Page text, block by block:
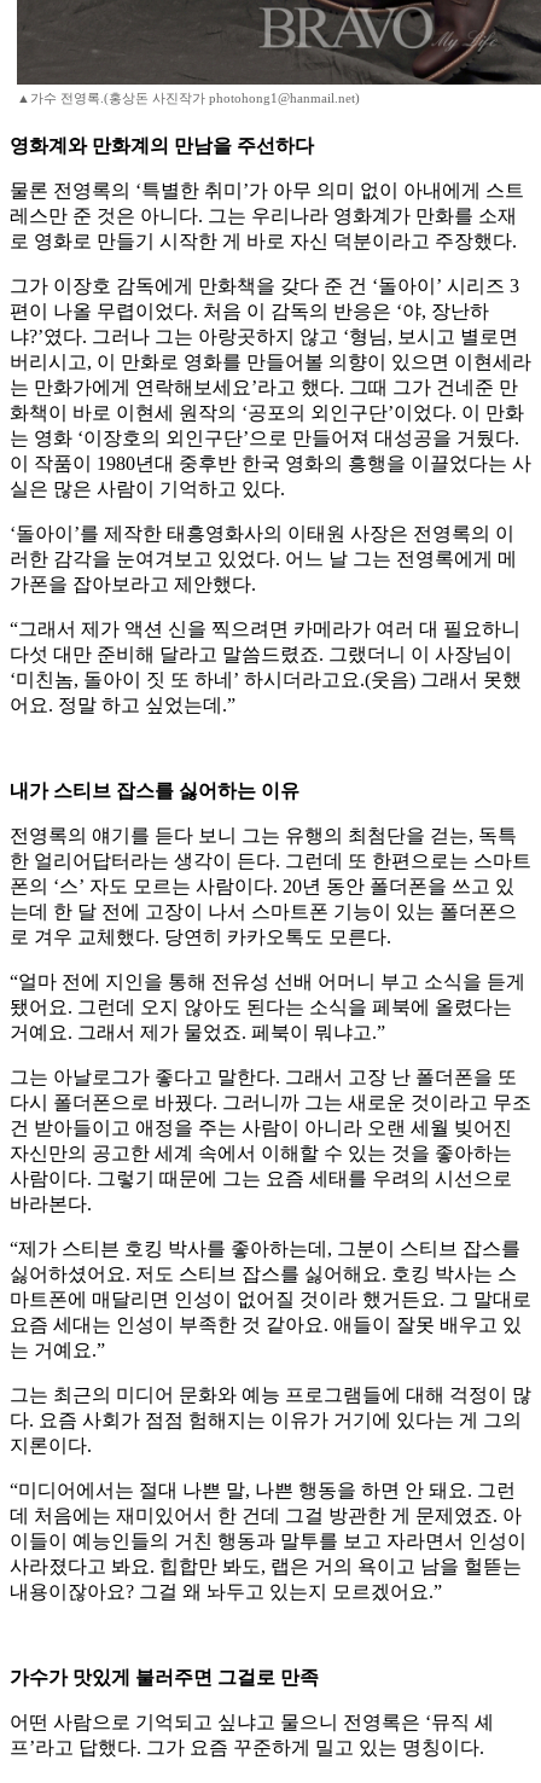
▲가수 전영록.(홍상돈 사진작가 photohong1@hanmail.net)
영화계와 만화계의 만남을 주선하다
물론 전영록의 ‘특별한 취미’가 아무 의미 없이 아내에게 스트
레스만 준 것은 아니다. 그는 우리나라 영화계가 만화를 소재
로 영화로 만들기 시작한 게 바로 자신 덕분이라고 주장했다.
그가 이장호 감독에게 만화책을 갖다 준 건 ‘돌아이’ 시리즈 3
편이 나올 무렵이었다. 처음 이 감독의 반응은 ‘야, 장난하
냐?’였다. 그러나 그는 아랑곳하지 않고 ‘형님, 보시고 별로면
버리시고, 이 만화로 영화를 만들어볼 의향이 있으면 이현세라
는 만화가에게 연락해보세요’라고 했다. 그때 그가 건네준 만
화책이 바로 이현세 원작의 ‘공포의 외인구단’이었다. 이 만화
는 영화 ‘이장호의 외인구단’으로 만들어져 대성공을 거뒀다.
이 작품이 1980년대 중후반 한국 영화의 흥행을 이끌었다는 사
실은 많은 사람이 기억하고 있다.
‘돌아이’를 제작한 태흥영화사의 이태원 사장은 전영록의 이
러한 감각을 눈여겨보고 있었다. 어느 날 그는 전영록에게 메
가폰을 잡아보라고 제안했다.
“그래서 제가 액션 신을 찍으려면 카메라가 여러 대 필요하니
다섯 대만 준비해 달라고 말씀드렸죠. 그랬더니 이 사장님이
‘미친놈, 돌아이 짓 또 하네’ 하시더라고요.(웃음) 그래서 못했
어요. 정말 하고 싶었는데.”
내가 스티브 잡스를 싫어하는 이유
전영록의 얘기를 듣다 보니 그는 유행의 최첨단을 걷는, 독특
한 얼리어답터라는 생각이 든다. 그런데 또 한편으로는 스마트
폰의 ‘스’ 자도 모르는 사람이다. 20년 동안 폴더폰을 쓰고 있
는데 한 달 전에 고장이 나서 스마트폰 기능이 있는 폴더폰으
로 겨우 교체했다. 당연히 카카오톡도 모른다.
“얼마 전에 지인을 통해 전유성 선배 어머니 부고 소식을 듣게
됐어요. 그런데 오지 않아도 된다는 소식을 페북에 올렸다는
거예요. 그래서 제가 물었죠. 페북이 뭐냐고.”
그는 아날로그가 좋다고 말한다. 그래서 고장 난 폴더폰을 또
다시 폴더폰으로 바꿨다. 그러니까 그는 새로운 것이라고 무조
건 받아들이고 애정을 주는 사람이 아니라 오랜 세월 빚어진
자신만의 공고한 세계 속에서 이해할 수 있는 것을 좋아하는
사람이다. 그렇기 때문에 그는 요즘 세태를 우려의 시선으로
바라본다.
“제가 스티븐 호킹 박사를 좋아하는데, 그분이 스티브 잡스를
싫어하셨어요. 저도 스티브 잡스를 싫어해요. 호킹 박사는 스
마트폰에 매달리면 인성이 없어질 것이라 했거든요. 그 말대로
요즘 세대는 인성이 부족한 것 같아요. 애들이 잘못 배우고 있
는 거예요.”
그는 최근의 미디어 문화와 예능 프로그램들에 대해 걱정이 많
다. 요즘 사회가 점점 험해지는 이유가 거기에 있다는 게 그의
지론이다.
“미디어에서는 절대 나쁜 말, 나쁜 행동을 하면 안 돼요. 그런
데 처음에는 재미있어서 한 건데 그걸 방관한 게 문제였죠. 아
이들이 예능인들의 거친 행동과 말투를 보고 자라면서 인성이
사라졌다고 봐요. 힙합만 봐도, 랩은 거의 욕이고 남을 헐뜯는
내용이잖아요? 그걸 왜 놔두고 있는지 모르겠어요.”
가수가 맛있게 불러주면 그걸로 만족
어떤 사람으로 기억되고 싶냐고 물으니 전영록은 ‘뮤직 셰
프’라고 답했다. 그가 요즘 꾸준하게 밀고 있는 명칭이다.